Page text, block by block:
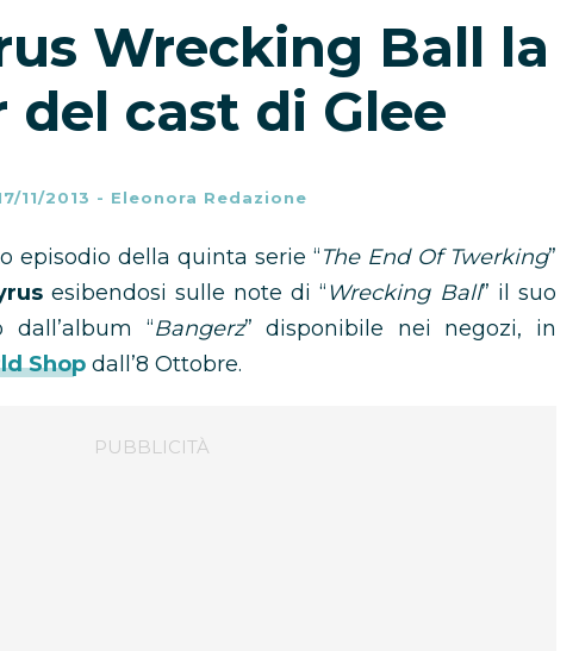
Wrecking Ball la
del cast di Glee
11/2013 - Eleonora Redazione
episodio della quinta serie “The End Of Twerking”
esibendosi sulle note di “Wrecking Ball” il suo
“Bangerz” disponibile nei negozi, in
Shop dall’8 Ottobre.